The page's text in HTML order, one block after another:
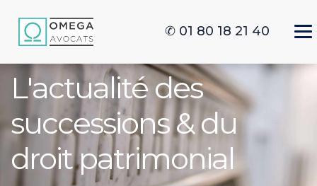
✆ 01 80 18 21 40
L'actualité des
successions & du
droit patrimonial